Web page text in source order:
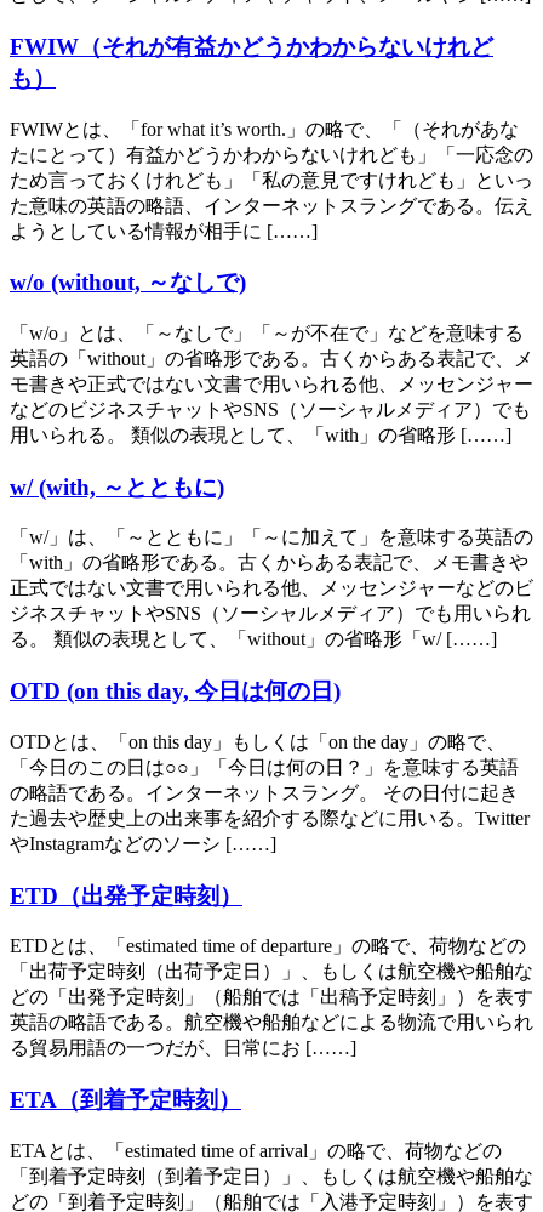
FWIW（それが有益かどうかわからないけれど
も）
FWIWとは、「for what it’s worth.」の略で、「（それがあな
たにとって）有益かどうかわからないけれども」「一応念の
ため言っておくけれども」「私の意見ですけれども」といっ
た意味の英語の略語、インターネットスラングである。伝え
ようとしている情報が相手に [……]
w/o (without, ～なしで)
「w/o」とは、「～なしで」「～が不在で」などを意味する
英語の「without」の省略形である。古くからある表記で、メ
モ書きや正式ではない文書で用いられる他、メッセンジャー
などのビジネスチャットやSNS（ソーシャルメディア）でも
用いられる。 類似の表現として、「with」の省略形 [……]
w/ (with, ～とともに)
「w/」は、「～とともに」「～に加えて」を意味する英語の
「with」の省略形である。古くからある表記で、メモ書きや
正式ではない文書で用いられる他、メッセンジャーなどのビ
ジネスチャットやSNS（ソーシャルメディア）でも用いられ
る。 類似の表現として、「without」の省略形「w/ [……]
OTD (on this day, 今日は何の日)
OTDとは、「on this day」もしくは「on the day」の略で、
「今日のこの日は○○」「今日は何の日？」を意味する英語
の略語である。インターネットスラング。 その日付に起き
た過去や歴史上の出来事を紹介する際などに用いる。Twitter
やInstagramなどのソーシ [……]
ETD（出発予定時刻）
ETDとは、「estimated time of departure」の略で、荷物などの
「出荷予定時刻（出荷予定日）」、もしくは航空機や船舶な
どの「出発予定時刻」（船舶では「出稿予定時刻」）を表す
英語の略語である。航空機や船舶などによる物流で用いられ
る貿易用語の一つだが、日常にお [……]
ETA（到着予定時刻）
ETAとは、「estimated time of arrival」の略で、荷物などの
「到着予定時刻（到着予定日）」、もしくは航空機や船舶な
どの「到着予定時刻」（船舶では「入港予定時刻」）を表す